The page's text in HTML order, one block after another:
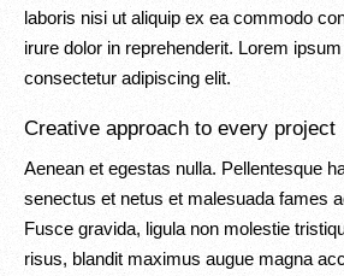
laboris nisi ut aliquip ex ea commodo
irure dolor in reprehenderit. Lorem
consectetur adipiscing elit.
Creative approach to every project
Aenean et egestas nulla. Pellentesque
senectus et netus et malesuada fames
Fusce gravida, ligula non molestie
risus, blandit maximus augue magna